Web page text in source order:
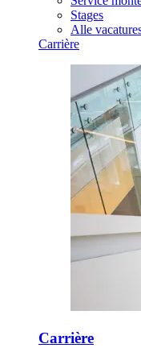
Stages
Alle
Carrière
Carrière